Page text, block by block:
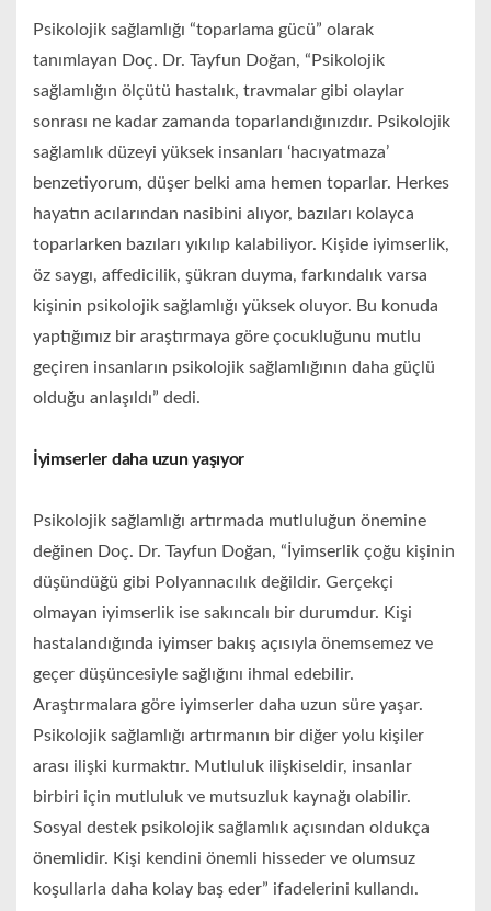
Psikolojik sağlamlığı “toparlama gücü” olarak
tanımlayan Doç. Dr. Tayfun Doğan, “Psikolojik
sağlamlığın ölçütü hastalık, travmalar gibi olaylar
sonrası ne kadar zamanda toparlandığınızdır. Psikolojik
sağlamlık düzeyi yüksek insanları ‘hacıyatmaza’
benzetiyorum, düşer belki ama hemen toparlar. Herkes
hayatın acılarından nasibini alıyor, bazıları kolayca
toparlarken bazıları yıkılıp kalabiliyor. Kişide iyimserlik,
öz saygı, affedicilik, şükran duyma, farkındalık varsa
kişinin psikolojik sağlamlığı yüksek oluyor. Bu konuda
yaptığımız bir araştırmaya göre çocukluğunu mutlu
geçiren insanların psikolojik sağlamlığının daha güçlü
olduğu anlaşıldı” dedi.
İyimserler daha uzun yaşıyor
Psikolojik sağlamlığı artırmada mutluluğun önemine
değinen Doç. Dr. Tayfun Doğan, “İyimserlik çoğu kişinin
düşündüğü gibi Polyannacılık değildir. Gerçekçi
olmayan iyimserlik ise sakıncalı bir durumdur. Kişi
hastalandığında iyimser bakış açısıyla önemsemez ve
geçer düşüncesiyle sağlığını ihmal edebilir.
Araştırmalara göre iyimserler daha uzun süre yaşar.
Psikolojik sağlamlığı artırmanın bir diğer yolu kişiler
arası ilişki kurmaktır. Mutluluk ilişkiseldir, insanlar
birbiri için mutluluk ve mutsuzluk kaynağı olabilir.
Sosyal destek psikolojik sağlamlık açısından oldukça
önemlidir. Kişi kendini önemli hisseder ve olumsuz
koşullarla daha kolay baş eder” ifadelerini kullandı.